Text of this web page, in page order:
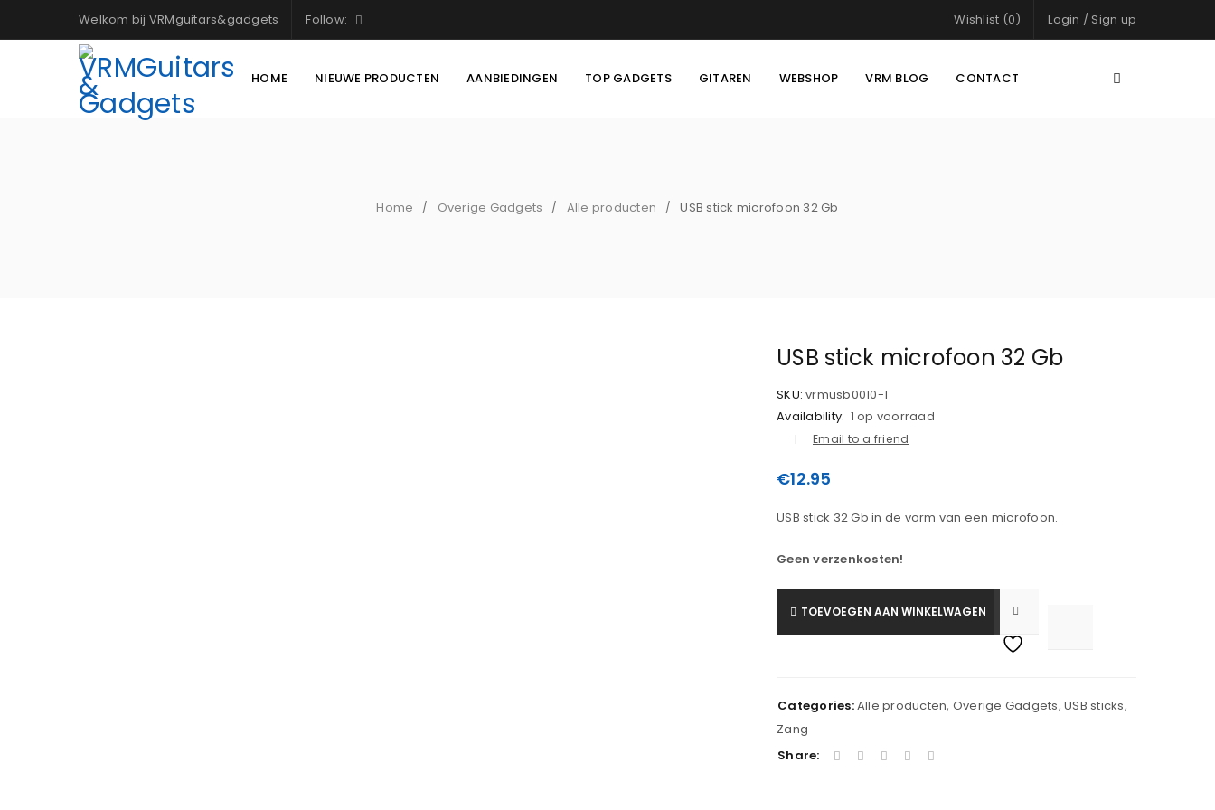
Welkom bij VRMguitars&gadgets Follow: Login / Sign up
Wishlist (0)
HOME NIEUWE PRODUCTEN AANBIEDINGEN TOP GADGETS GITAREN WEBSHOP VRM BLOG CONTACT
Home / Overige Gadgets / Alle producten / USB stick microfoon 32 Gb
USB stick microfoon 32 Gb
SKU: vrmusb0010-1
Availability: 1 op voorraad
Email to a friend
€12.95
USB stick 32 Gb in de vorm van een microfoon.
Geen verzenkosten!
TOEVOEGEN AAN WINKELWAGEN
Categories:Alle producten, Overige Gadgets, USB sticks,
Zang
Share: